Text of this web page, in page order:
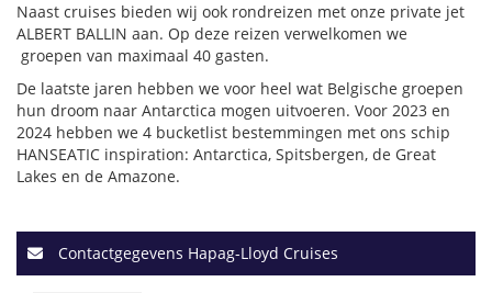
Naast cruises bieden wij ook rondreizen met onze private jet
ALBERT BALLIN aan. Op deze reizen verwelkomen we
groepen van maximaal 40 gasten.
De laatste jaren hebben we voor heel wat Belgische groepen
hun droom naar Antarctica mogen uitvoeren. Voor 2023 en
2024 hebben we 4 bucketlist bestemmingen met ons schip
HANSEATIC inspiration: Antarctica, Spitsbergen, de Great
Lakes en de Amazone.
Contactgegevens Hapag-Lloyd Cruises